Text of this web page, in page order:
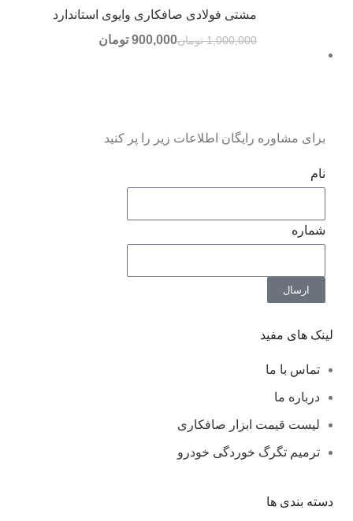
مشتی فولادی صافکاری وایوی استاندارد
1,000,000 تومان900,000 تومان
برای مشاوره رایگان اطلاعات زیر را پر کنید
نام
شماره
ارسال
لینک های مفید
تماس با ما
درباره ما
لیست قیمت ابزار صافکاری
ترمیم تگرگ خوردگی خودرو
دسته بندی ها